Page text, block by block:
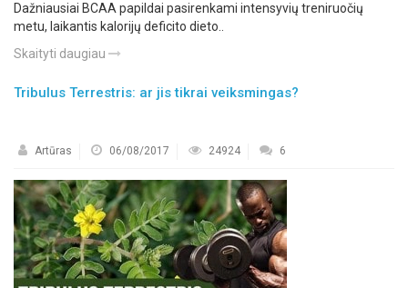
Dažniausiai BCAA papildai pasirenkami intensyvių treniruočių
metu, laikantis kalorijų deficito dieto..
Skaityti daugiau
Tribulus Terrestris: ar jis tikrai veiksmingas?
Artūras 06/08/2017 24924 6